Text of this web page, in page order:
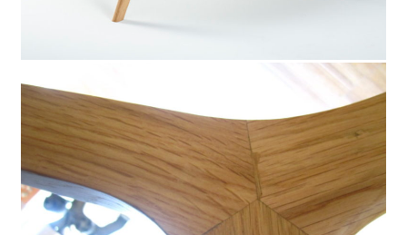
Mécénat
Actualités
Recrutement